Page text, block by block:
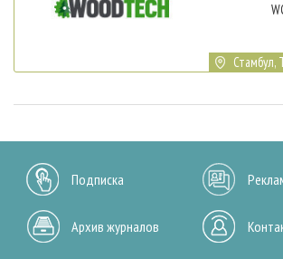
Стамбул,
Подписка
Архив журналов